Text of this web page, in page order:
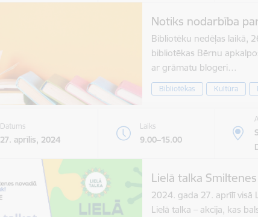
Notiks nodarbība
Bibliotēku nedēļas laikā,
bibliotēkas Bērnu
ar grāmatu blogeri…
Bibliotēkas Kultūra
Datums
27. aprīlis, 2024
Laiks
9.00–15.00
Lielā talka
2024. gada 27. aprīlī visā
Lielā talka – akcija, kas